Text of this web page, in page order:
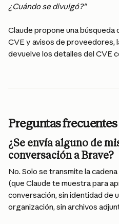
¿Cuándo se divulgó?"
Claude propone una búsqueda
CVE y avisos de proveedores,
devuelve los detalles del CVE
Preguntas frecuentes
¿Se envía alguno de
conversación a Brave?
No. Solo se transmite la
(que Claude te muestra para
conversación, sin identidad de
organización, sin archivos